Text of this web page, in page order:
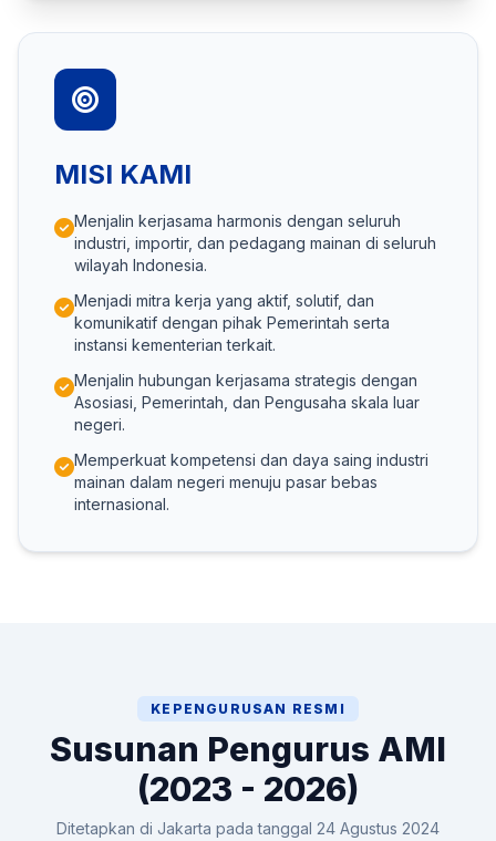
MISI KAMI
Menjalin kerjasama harmonis dengan seluruh
industri, importir, dan pedagang mainan di seluruh
wilayah Indonesia.
Menjadi mitra kerja yang aktif, solutif, dan
komunikatif dengan pihak Pemerintah serta
instansi kementerian terkait.
Menjalin hubungan kerjasama strategis dengan
Asosiasi, Pemerintah, dan Pengusaha skala luar
negeri.
Memperkuat kompetensi dan daya saing industri
mainan dalam negeri menuju pasar bebas
internasional.
KEPENGURUSAN RESMI
Susunan Pengurus AMI
(2023 - 2026)
Ditetapkan di Jakarta pada tanggal 24 Agustus 2024